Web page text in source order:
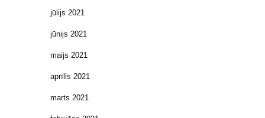
jūlijs 2021
jūnijs 2021
maijs 2021
aprīlis 2021
marts 2021